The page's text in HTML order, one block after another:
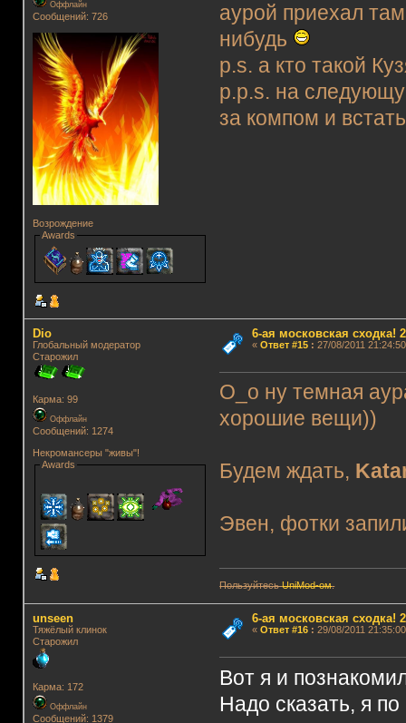
Оффлайн
Сообщений: 726
Возрождение
Awards
аурой приехал
нибудь
p.s. а кто такой
p.p.s. на
за компом и
Dio
Глобальный модератор
Старожил
Карма: 99
Оффлайн
Сообщений: 1274
Некромансеры "живы"!
Awards
6-ая московская сходка!
« Ответ #15: 27/08/2011
О_о ну темная
хорошие вещи))
Будем ждать,
Эвен, фотки
ПользуйтесьUniMod-ом.
unseen
Тяжёлый клинок
Старожил
Карма: 172
Оффлайн
Сообщений: 1379
6-ая московская сходка!
« Ответ #16: 29/08/2011
Вот я и
Надо сказать, я